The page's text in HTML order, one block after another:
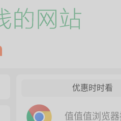
优惠时时看
值值值浏览